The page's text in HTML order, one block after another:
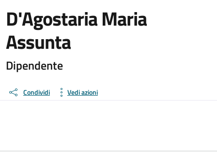
D'Agostaria Maria
Assunta
Dettagli della persona
Dipendente
Condividi Vedi azioni